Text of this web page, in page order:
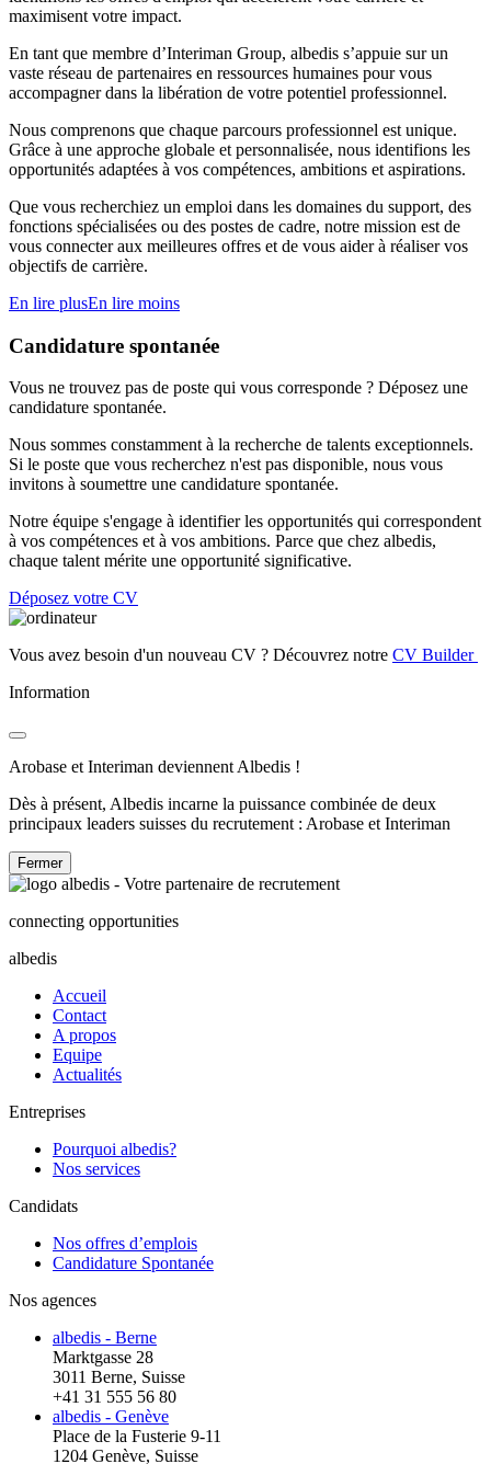
maximisent votre impact.
En tant que membre d’Interiman Group, albedis s’appuie sur un
vaste réseau de partenaires en ressources humaines pour vous
accompagner dans la libération de votre potentiel professionnel.
Nous comprenons que chaque parcours professionnel est unique.
Grâce à une approche globale et personnalisée, nous identifions les
opportunités adaptées à vos compétences, ambitions et aspirations.
Que vous recherchiez un emploi dans les domaines du support, des
fonctions spécialisées ou des postes de cadre, notre mission est de
vous connecter aux meilleures offres et de vous aider à réaliser vos
objectifs de carrière.
En lire plusEn lire moins
Candidature spontanée
Vous ne trouvez pas de poste qui vous corresponde ? Déposez une
candidature spontanée.
Nous sommes constamment à la recherche de talents exceptionnels.
Si le poste que vous recherchez n'est pas disponible, nous vous
invitons à soumettre une candidature spontanée.
Notre équipe s'engage à identifier les opportunités qui correspondent
à vos compétences et à vos ambitions. Parce que chez albedis,
chaque talent mérite une opportunité significative.
Déposez votre CV
Vous avez besoin d'un nouveau CV ? Découvrez notre CV Builder
Information
Arobase et Interiman deviennent Albedis !
Dès à présent, Albedis incarne la puissance combinée de deux
principaux leaders suisses du recrutement : Arobase et Interiman
Fermer
connecting opportunities
albedis
Accueil
Contact
A propos
Equipe
Actualités
Entreprises
Pourquoi albedis?
Nos services
Candidats
Nos offres d’emplois
Candidature Spontanée
Nos agences
albedis - Berne
Marktgasse 28
3011 Berne, Suisse
+41 31 555 56 80
albedis - Genève
Place de la Fusterie 9-11
1204 Genève, Suisse